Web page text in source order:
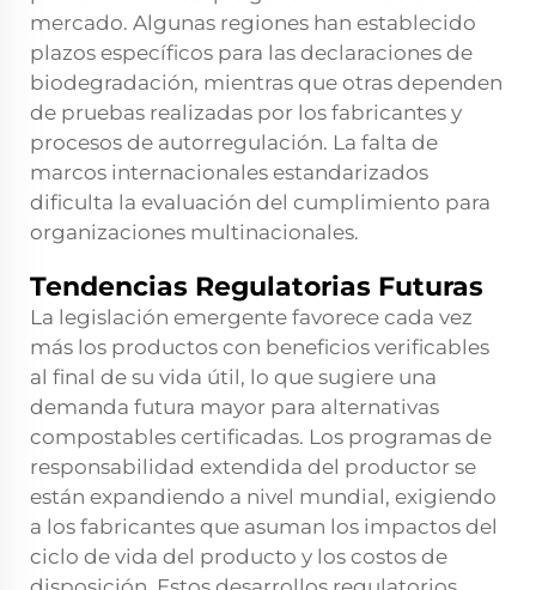
mercado. Algunas regiones han establecido
plazos específicos para las declaraciones de
biodegradación, mientras que otras dependen
de pruebas realizadas por los fabricantes y
procesos de autorregulación. La falta de
marcos internacionales estandarizados
dificulta la evaluación del cumplimiento para
organizaciones multinacionales.
Tendencias Regulatorias Futuras
La legislación emergente favorece cada vez
más los productos con beneficios verificables
al final de su vida útil, lo que sugiere una
demanda futura mayor para alternativas
compostables certificadas. Los programas de
responsabilidad extendida del productor se
están expandiendo a nivel mundial, exigiendo
a los fabricantes que asuman los impactos del
ciclo de vida del producto y los costos de